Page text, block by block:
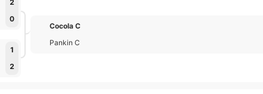
2
0
1
2
Cocola С
Pankin С